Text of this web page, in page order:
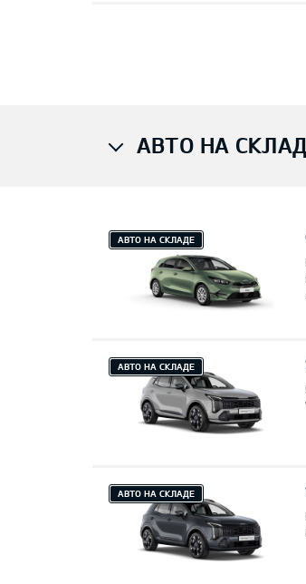
АВТО НА
АВТО НА СКЛАДЕ
АВТО НА СКЛАДЕ
АВТО НА СКЛАДЕ